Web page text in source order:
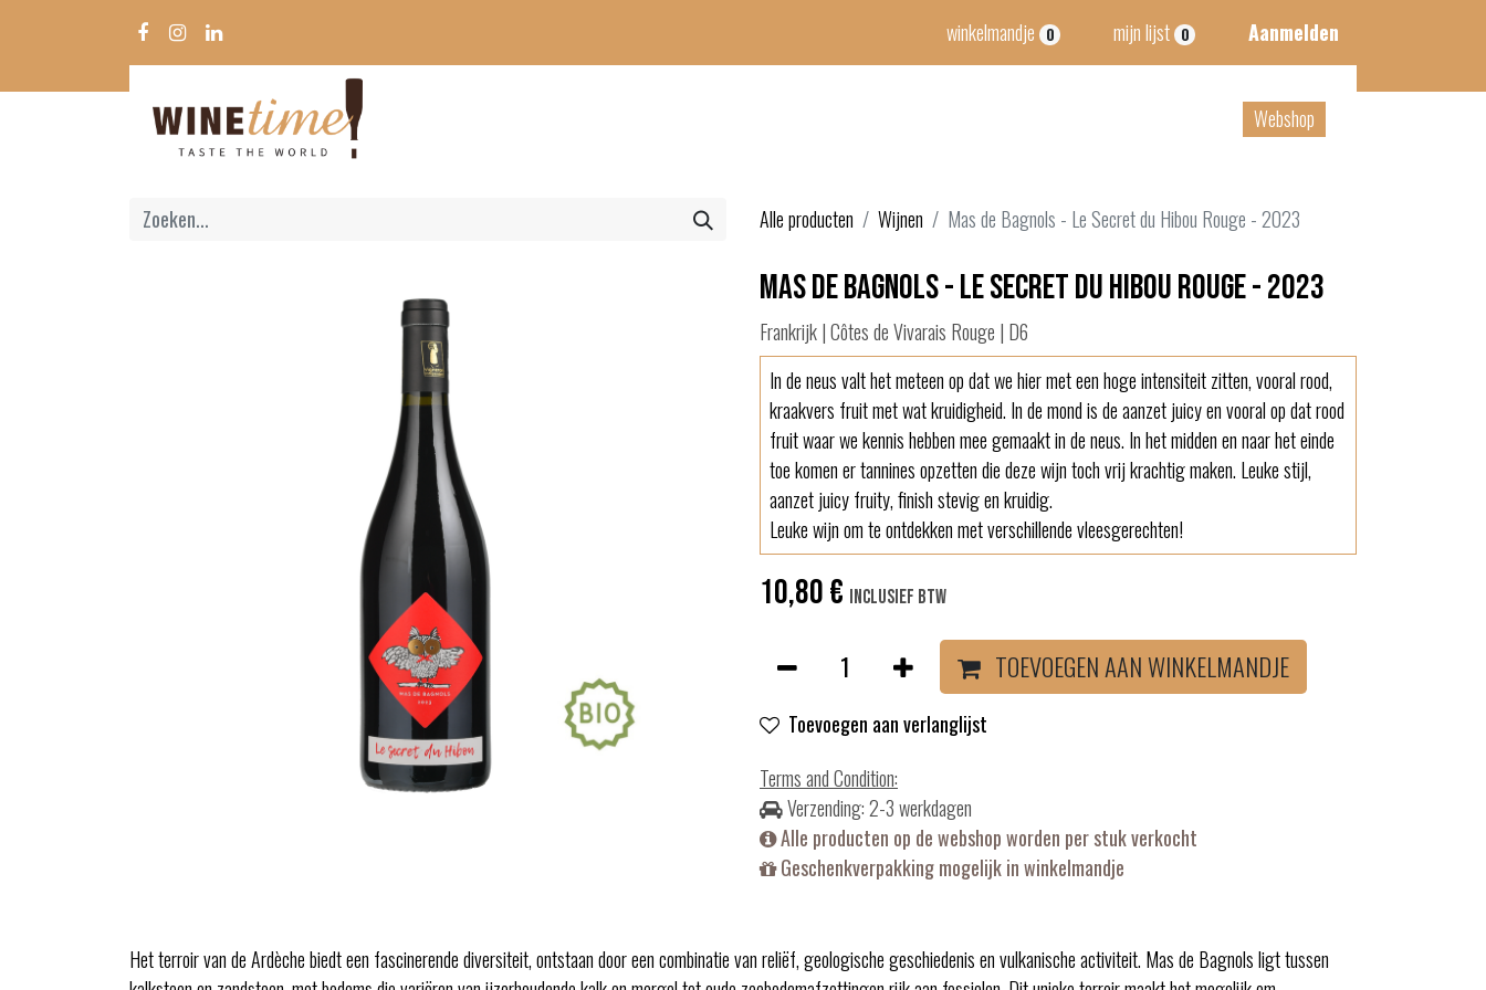
winkelmandje 0 mijn lijst 0 Aanmelden
Webshop
Alle producten Wijnen Mas de Bagnols - Le Secret du Hibou Rouge - 2023
Mas de Bagnols - Le Secret du Hibou Rouge - 2023
Frankrijk | Côtes de Vivarais Rouge | D6
In de neus valt het meteen op dat we hier met een hoge intensiteit zitten, vooral rood,
kraakvers fruit met wat kruidigheid. In de mond is de aanzet juicy en vooral op dat rood
fruit waar we kennis hebben mee gemaakt in de neus. In het midden en naar het einde
toe komen er tannines opzetten die deze wijn toch vrij krachtig maken. Leuke stijl,
aanzet juicy fruity, finish stevig en kruidig.
Leuke wijn om te ontdekken met verschillende vleesgerechten!
10,80€ Inclusief btw
TOEVOEGEN AAN WINKELMANDJE
Toevoegen aan verlanglijst
Terms and Condition:
Verzending: 2-3 werkdagen
Alle producten op de webshop worden per stuk verkocht
Geschenkverpakking mogelijk in winkelmandje
Het terroir van de Ardèche biedt een fascinerende diversiteit, ontstaan door een combinatie van reliëf, geologische geschiedenis en vulkanische activiteit. Mas de Bagnols ligt tussen